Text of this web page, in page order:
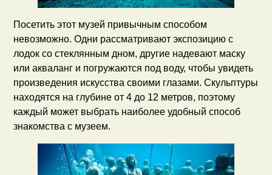
Посетить этот музей привычным способом
невозможно. Одни рассматривают экспозицию с
лодок со стеклянным дном, другие надевают маску
или акваланг и погружаются под воду, чтобы увидеть
произведения искусства своими глазами. Скульптуры
находятся на глубине от 4 до 12 метров, поэтому
каждый может выбрать наиболее удобный способ
знакомства с музеем.